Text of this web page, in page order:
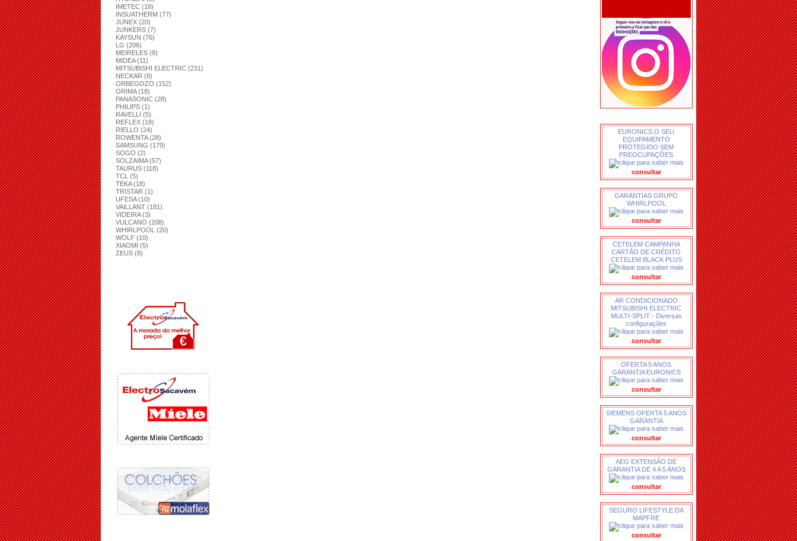
IMETEC (18)
INSUATHERM (77)
JUNEX (20)
JUNKERS (7)
KAYSUN (76)
LG (206)
MEIRELES (8)
MIDEA (11)
MITSUBISHI ELECTRIC (231)
NECKAR (8)
ORBEGOZO (152)
ORIMA (18)
PANASONIC (28)
PHILIPS (1)
RAVELLI (5)
REFLEX (18)
RIELLO (24)
ROWENTA (28)
SAMSUNG (179)
SOGO (2)
SOLZAIMA (57)
TAURUS (118)
TCL (5)
TEKA (18)
TRISTAR (1)
UFESA (10)
VAILLANT (181)
VIDEIRA (3)
VULCANO (208)
WHIRLPOOL (20)
WOLF (10)
XIAOMI (5)
ZEUS (8)
EURONICS O SEU
EQUIPAMENTO
PROTEGIDO SEM
PREOCUPAÇÕES
consultar
GARANTIAS GRUPO
WHIRLPOOL
consultar
CETELEM CAMPANHA
CARTÃO DE CRÉDITO
CETELEM BLACK PLUS
consultar
AR CONDICIONADO
MITSUBISHI ELECTRIC
MULTI-SPLIT - Diversas
configurações
consultar
OFERTA 5 ANOS
GARANTIA EURONICS
consultar
SIEMENS OFERTA 5 ANOS
GARANTIA
consultar
AEG EXTENSÃO DE
GARANTIA DE 4 A 5 ANOS
consultar
SEGURO LIFESTYLE DA
MAPFRE
consultar